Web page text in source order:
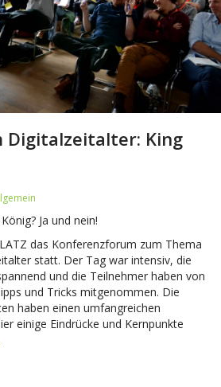
Digitalzeitalter: King
Ja und nein!
das Konferenzforum zum Thema
statt. Der Tag war intensiv, die
und die Teilnehmer haben von
und Tricks mitgenommen. Die
haben einen umfangreichen
einige Eindrücke und Kernpunkte